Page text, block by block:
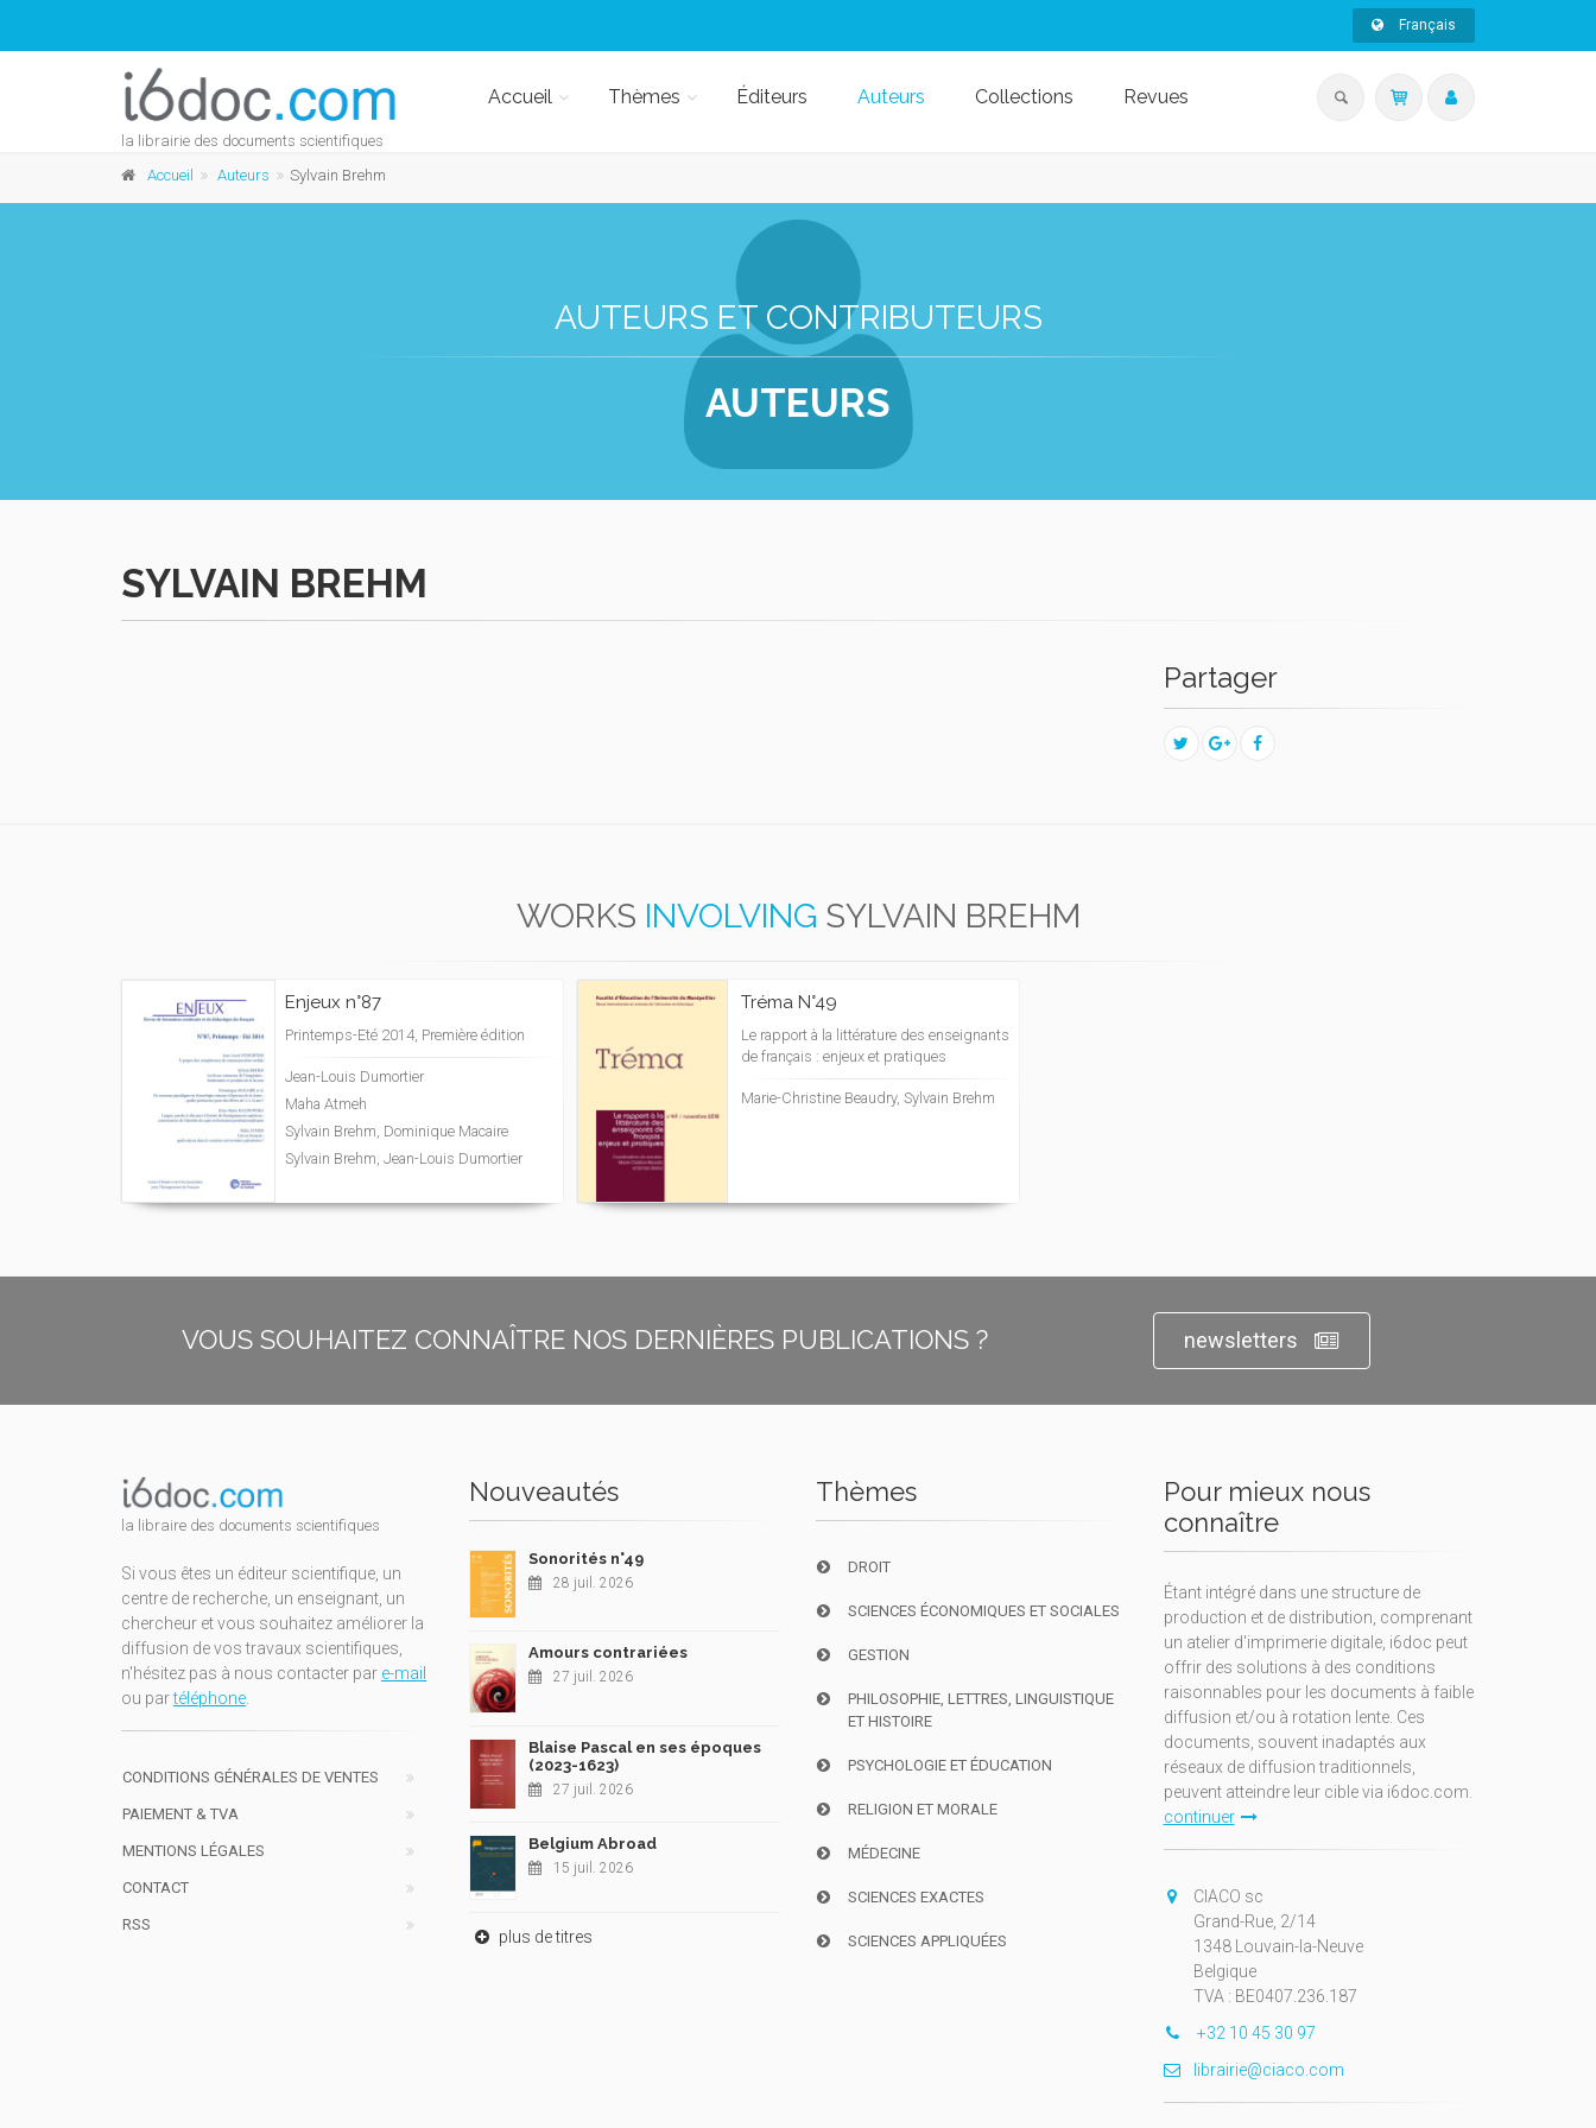
Français
la librairie des documents scientifiques
Accueil Thèmes Éditeurs Auteurs Collections Revues
Accueil Auteurs Sylvain Brehm
AUTEURS ET CONTRIBUTEURS
AUTEURS
SYLVAIN BREHM
Partager
WORKS INVOLVING SYLVAIN BREHM
Enjeux n°87
Printemps-Eté 2014, Première édition
Jean-Louis Dumortier
Maha Atmeh
Sylvain Brehm, Dominique Macaire
Sylvain Brehm, Jean-Louis Dumortier
Tréma N°49
Le rapport à la littérature des enseignants
de français : enjeux et pratiques
Marie-Christine Beaudry, Sylvain Brehm
VOUS SOUHAITEZ CONNAÎTRE NOS DERNIÈRES PUBLICATIONS ? newsletters
la libraire des documents scientifiques
Si vous êtes un éditeur scientifique, un
centre de recherche, un enseignant, un
chercheur et vous souhaitez améliorer la
diffusion de vos travaux scientifiques,
n'hésitez pas à nous contacter par e-mail
ou partéléphone.
CONDITIONS GÉNÉRALES DE VENTES
PAIEMENT & TVA
MENTIONS LÉGALES
CONTACT
RSS
Nouveautés
Sonorités n°49
28 juil. 2026
Amours contrariées
27 juil. 2026
Blaise Pascal en ses époques
(2023-1623)
27 juil. 2026
Belgium Abroad
15 juil. 2026
plus de titres
Thèmes
DROIT
SCIENCES ÉCONOMIQUES ET SOCIALES
GESTION
PHILOSOPHIE, LETTRES, LINGUISTIQUE
ET HISTOIRE
PSYCHOLOGIE ET ÉDUCATION
RELIGION ET MORALE
MÉDECINE
SCIENCES EXACTES
SCIENCES APPLIQUÉES
Pour mieux nous
connaître
Étant intégré dans une structure de
production et de distribution, comprenant
un atelier d'imprimerie digitale, i6doc peut
offrir des solutions à des conditions
raisonnables pour les documents à faible
diffusion et/ou à rotation lente. Ces
documents, souvent inadaptés aux
réseaux de diffusion traditionnels,
peuvent atteindre leur cible via i6doc.com.
continuer
CIACO sc
Grand-Rue, 2/14
1348 Louvain-la-Neuve
Belgique
TVA : BE0407.236.187
+32 10 45 30 97
librairie@ciaco.com